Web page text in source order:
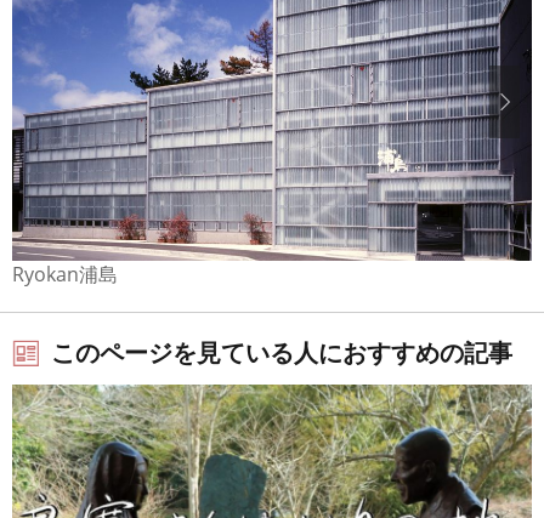
Ryokan浦島
このページを見ている人におすすめの記事